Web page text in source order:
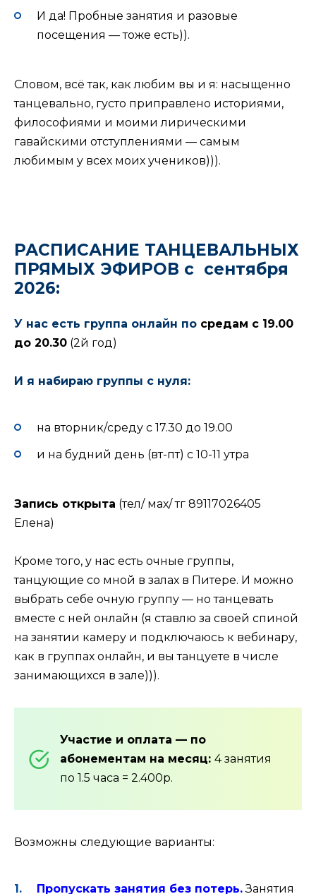
И да! Пробные занятия и разовые
посещения — тоже есть)).
Словом, всё так, как любим вы и я: насыщенно
танцевально, густо приправлено историями,
философиями и моими лирическими
гавайскими отступлениями — самым
любимым у всех моих учеников))).
РАСПИСАНИЕ ТАНЦЕВАЛЬНЫХ
ПРЯМЫХ ЭФИРОВ с сентября
2026:
У нас есть группа онлайн по средам с 19.00
до 20.30 (2й год)
И я набираю группы с нуля:
на вторник/среду с 17.30 до 19.00
и на будний день (вт-пт) с 10-11 утра
Запись открыта (тел/ мах/ тг 89117026405
Елена)
Кроме того, у нас есть очные группы,
танцующие со мной в залах в Питере. И можно
выбрать себе очную группу — но танцевать
вместе с ней онлайн (я ставлю за своей спиной
на занятии камеру и подключаюсь к вебинару,
как в группах онлайн, и вы танцуете в числе
занимающихся в зале))).
Участие и оплата — по
абонементам на месяц: 4 занятия
по 1.5 часа = 2.400р.
Возможны следующие варианты:
Пропускать занятия без потерь.Занятия